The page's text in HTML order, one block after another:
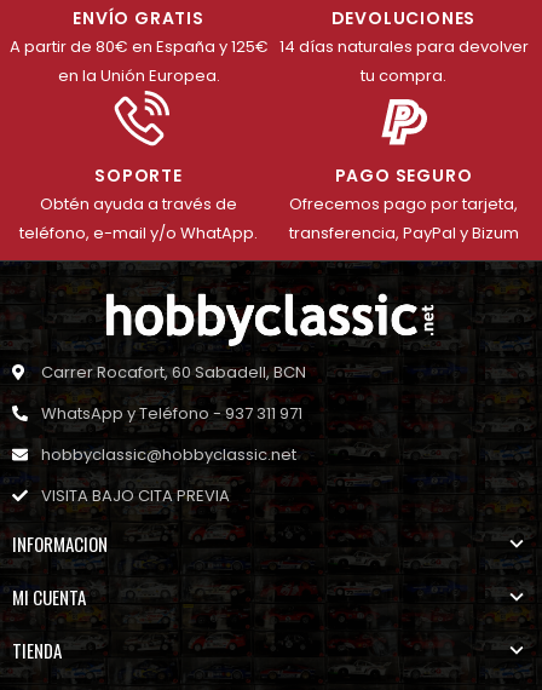
ENVÍO GRATIS
A partir de 80€ en España y 125€
en la Unión Europea.
DEVOLUCIONES
14 días naturales para devolver
tu compra.
SOPORTE
Obtén ayuda a través de
teléfono, e-mail y/o WhatApp.
PAGO SEGURO
Ofrecemos pago por tarjeta,
transferencia, PayPal y Bizum
Carrer Rocafort, 60 Sabadell, BCN
WhatsApp y Teléfono - 937 311 971
hobbyclassic@hobbyclassic.net
VISITA BAJO CITA PREVIA
INFORMACION
MI CUENTA
TIENDA